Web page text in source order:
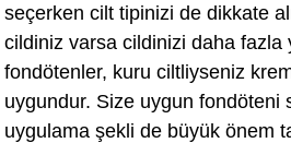
seçerken cilt tipinizi de dikkate
cildiniz varsa cildinizi daha fazla
fondötenler, kuru ciltliyseniz
uygundur. Size uygun fondöteni
uygulama şekli de büyük önem